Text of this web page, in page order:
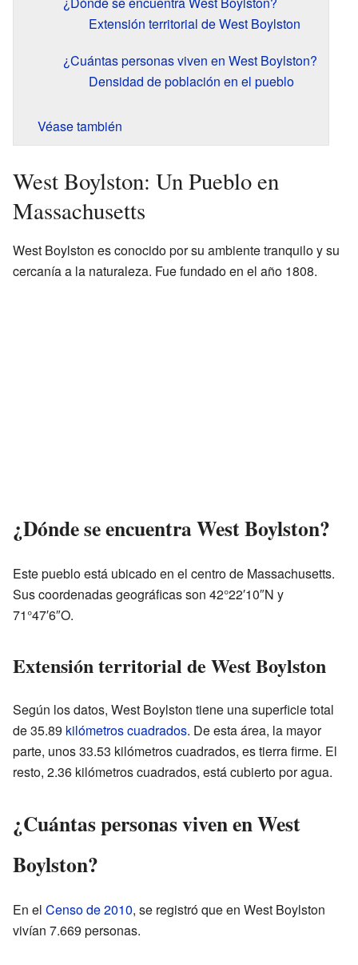
Extensión territorial de West Boylston
¿Cuántas personas viven en West Boylston?
Densidad de población en el pueblo
Véase también
West Boylston: Un Pueblo en
Massachusetts
West Boylston es conocido por su ambiente tranquilo y su
cercanía a la naturaleza. Fue fundado en el año 1808.
¿Dónde se encuentra West Boylston?
Este pueblo está ubicado en el centro de Massachusetts.
Sus coordenadas geográficas son 42°22′10″N y
71°47′6″O.
Extensión territorial de West Boylston
Según los datos, West Boylston tiene una superficie total
de 35.89 kilómetros cuadrados. De esta área, la mayor
parte, unos 33.53 kilómetros cuadrados, es tierra firme. El
resto, 2.36 kilómetros cuadrados, está cubierto por agua.
¿Cuántas personas viven en West
Boylston?
En el Censo de 2010, se registró que en West Boylston
vivían 7.669 personas.